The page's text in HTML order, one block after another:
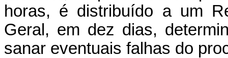
horas, é distribuído a um
Geral, em dez dias,
sanar eventuais falhas do